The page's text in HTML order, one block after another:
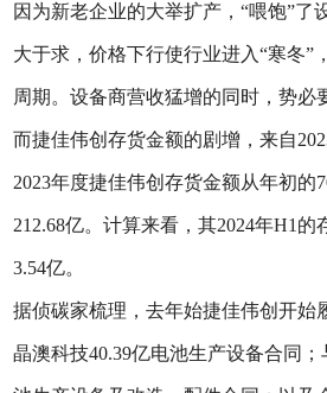
因为新老企业的大举扩产，“喂饱”了
大于求，价格下行使行业进入“寒冬”
周期。设备商营收猛增的同时，势必
而捷佳伟创存货金额的剧增，来自
2023年度捷佳伟创存货金额从年初的
212.68亿。计算来看，其2024年H1的
3.54亿。
据侦碳家梳理，去年始捷佳伟创开始
晶澳科技40.39亿电池生产设备合同